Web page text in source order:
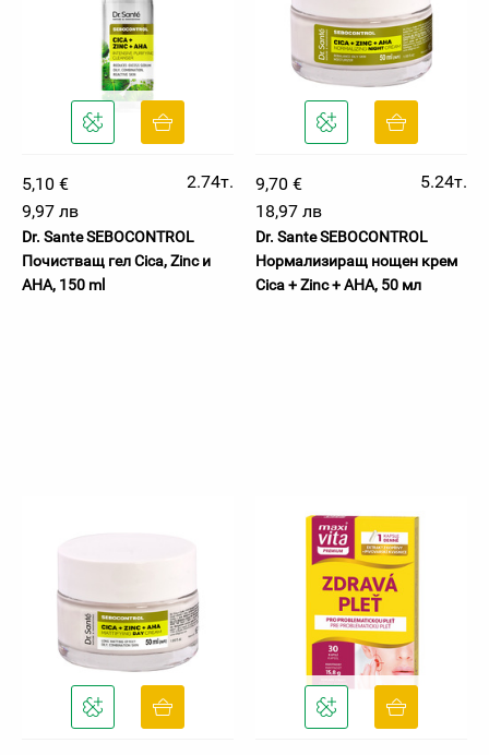
5,10 €
2.74т.
9,97 лв
Dr. Sante SEBOCONTROL
Почистващ гел Cica, Zinc и
AHA, 150 ml
9,70 €
5.24т.
18,97 лв
Dr. Sante SEBOCONTROL
Нормализиращ нощен крем
Cica + Zinc + AHA, 50 мл